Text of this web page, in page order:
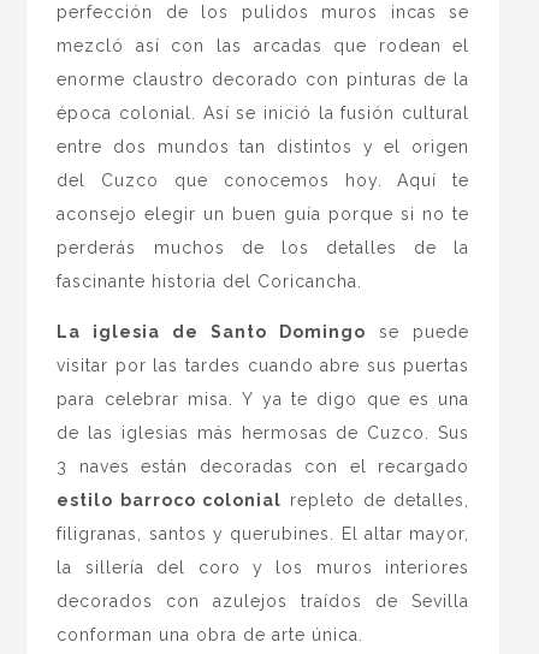
perfección de los pulidos muros incas se
mezcló así con las arcadas que rodean el
enorme claustro decorado con pinturas de la
época colonial. Así se inició la fusión cultural
entre dos mundos tan distintos y el origen
del Cuzco que conocemos hoy. Aquí te
aconsejo elegir un buen guía porque si no te
perderás muchos de los detalles de la
fascinante historia del Coricancha.
La iglesia de Santo Domingo se puede
visitar por las tardes cuando abre sus puertas
para celebrar misa. Y ya te digo que es una
de las iglesias más hermosas de Cuzco. Sus
3 naves están decoradas con el recargado
estilo barroco colonial repleto de detalles,
filigranas, santos y querubines. El altar mayor,
la sillería del coro y los muros interiores
decorados con azulejos traídos de Sevilla
conforman una obra de arte única.